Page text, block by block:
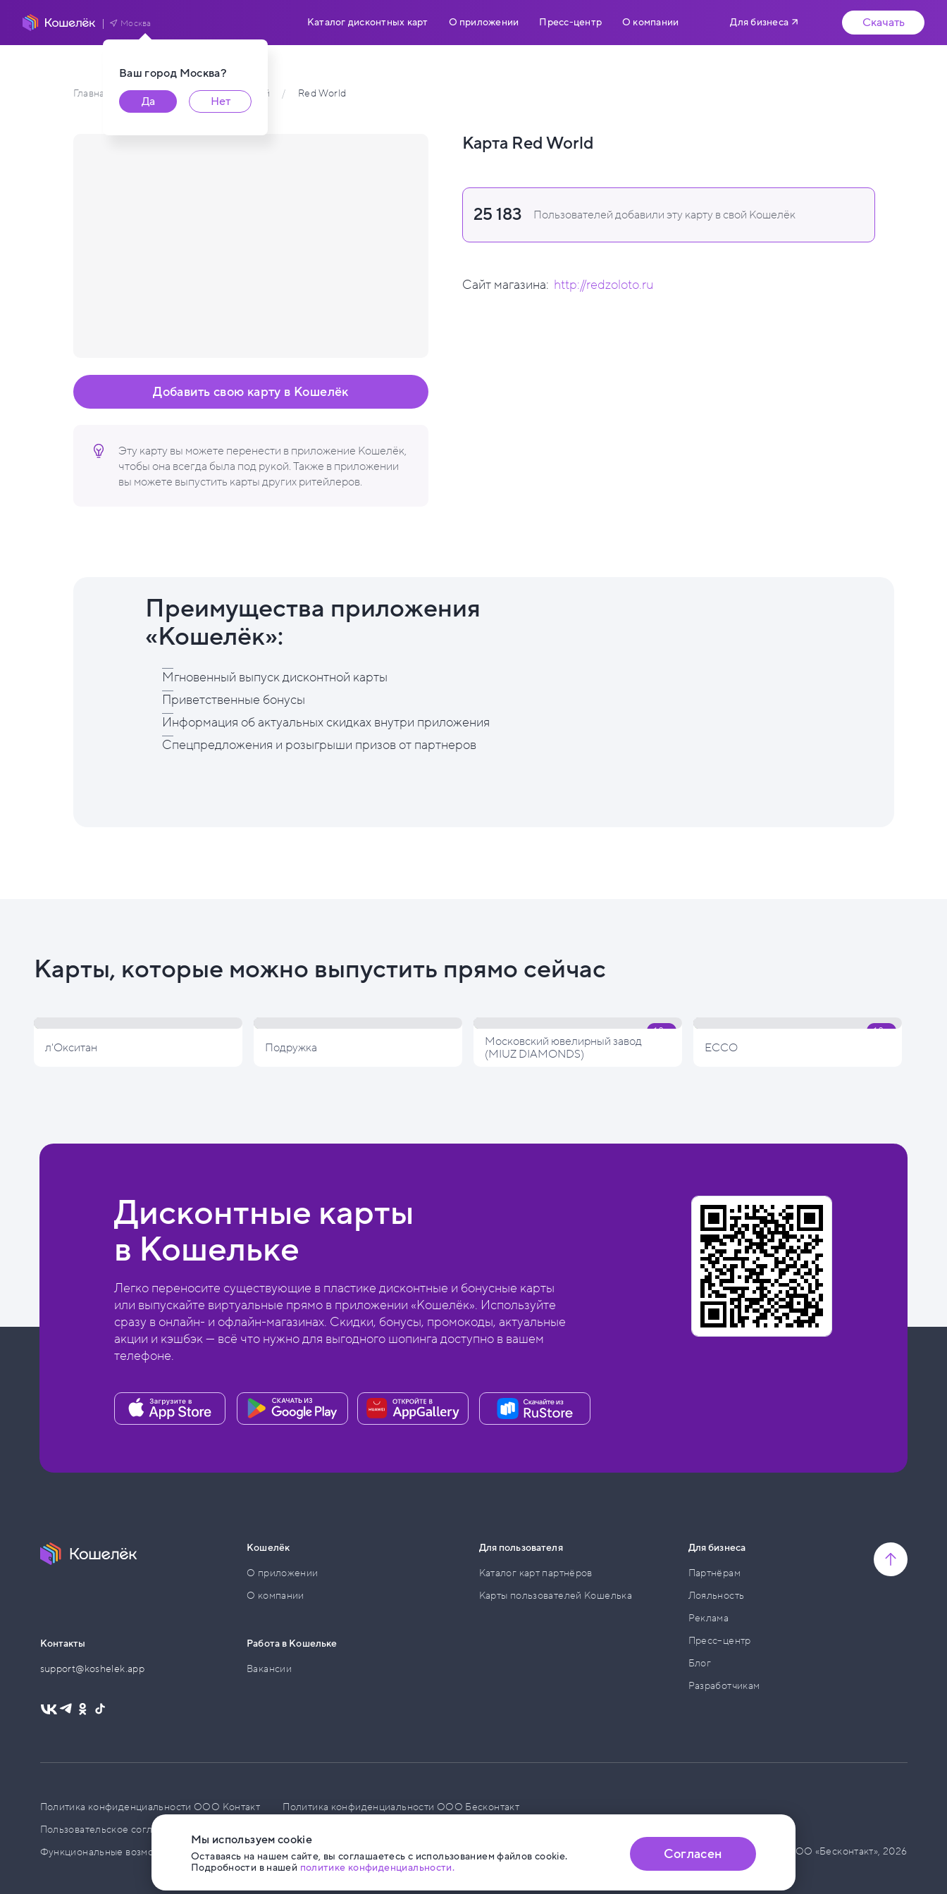
Ваш город Москва?
Да
Нет
Москва Каталог дисконтных карт О приложении Пресс-центр О компании Для бизнеса Скачать
Главная / Каталог карт пользователей / Red World
Эту карту вы можете перенести в приложение Кошелёк,
чтобы она всегда была под рукой. Также в приложении
вы можете выпустить карты других ритейлеров.
Добавить свою карту в Кошелёк
Карта Red World
25 183 Пользователей добавили эту карту в свой Кошелёк
Сайт магазина: http://redzoloto.ru
Преимущества приложения
«Кошелёк»:
Мгновенный выпуск дисконтной карты
Приветственные бонусы
Информация об актуальных скидках внутри приложения
Спецпредложения и розыгрыши призов от партнеров
Карты, которые можно выпустить прямо сейчас
л'Окситан Подружка
Московский ювелирный завод
(MIUZ DIAMONDS)
ECCO
Дисконтные карты
в Кошельке
Легко переносите существующие в пластике дисконтные и бонусные карты
или выпускайте виртуальные прямо в приложении «Кошелёк». Используйте
сразу в онлайн- и офлайн-магазинах. Скидки, бонусы, промокоды, актуальные
акции и кэшбэк — всё что нужно для выгодного шопинга доступно в вашем
телефоне.
Контакты
support@koshelek.app
Кошелёк
О приложении
О компании
Работа в Кошельке
Вакансии
Для пользователя
Каталог карт партнёров
Карты пользователей Кошелька
Для бизнеса
Партнёрам
Лояльность
Реклама
Пресс–центр
Блог
Разработчикам
Политика конфиденциальности ООО Контакт
Политика конфиденциальности ООО Бесконтакт
Пользовательское соглашение
Функциональные возможности ПО
© ООО «Бесконтакт», 2026
Мы используем cookie
Оставаясь на нашем сайте, вы соглашаетесь с использованием файлов cookie.
Подробности в нашей политике конфиденциальности.
Согласен